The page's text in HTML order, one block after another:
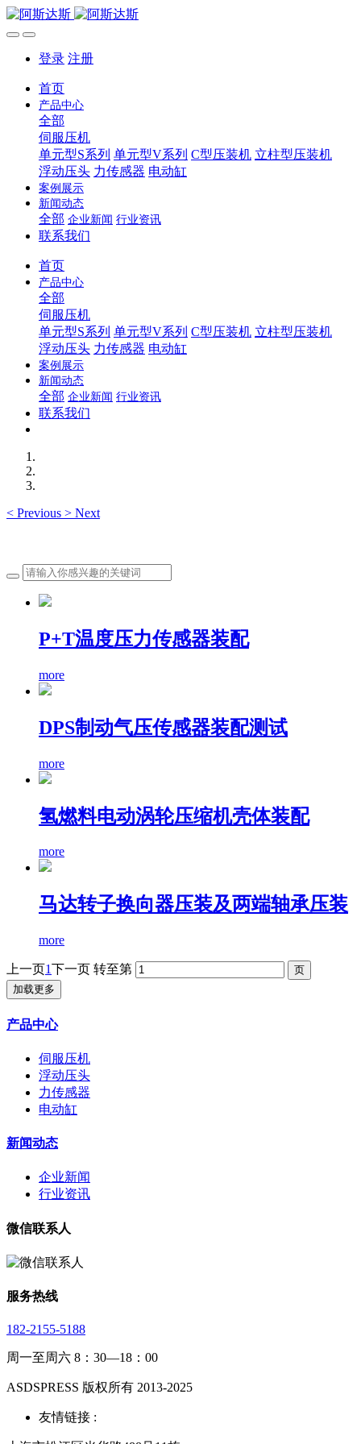
登录 注册
首页
产品中心
全部
伺服压机
单元型S系列 单元型V系列 C型压装机 立柱型压装机
浮动压头 力传感器 电动缸
案例展示
新闻动态
全部 企业新闻 行业资讯
联系我们
首页
产品中心
全部
伺服压机
单元型S系列 单元型V系列 C型压装机 立柱型压装机
浮动压头 力传感器 电动缸
案例展示
新闻动态
全部 企业新闻 行业资讯
联系我们
< Previous > Next
P+T温度压力传感器装配
more
DPS制动气压传感器装配测试
more
氢燃料电动涡轮压缩机壳体装配
more
马达转子换向器压装及两端轴承压装
more
上一页1下一页 转至第
加载更多
产品中心
伺服压机
浮动压头
力传感器
电动缸
新闻动态
企业新闻
行业资讯
微信联系人
服务热线
182-2155-5188
周一至周六 8：30—18：00
ASDSPRESS 版权所有 2013-2025
友情链接 :